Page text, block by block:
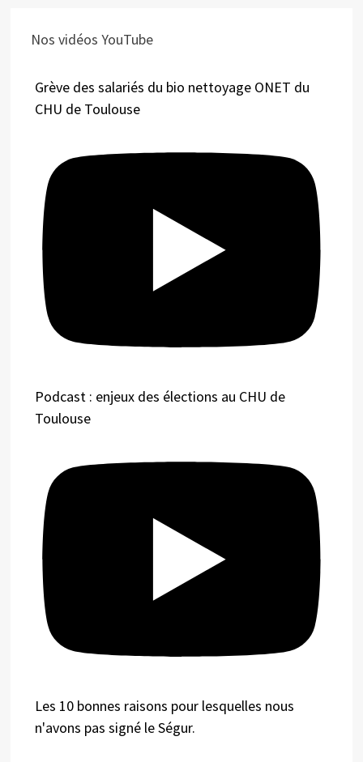
Nos vidéos YouTube
Grève des salariés du bio nettoyage ONET du
CHU de Toulouse
Podcast : enjeux des élections au CHU de
Toulouse
Les 10 bonnes raisons pour lesquelles nous
n'avons pas signé le Ségur.